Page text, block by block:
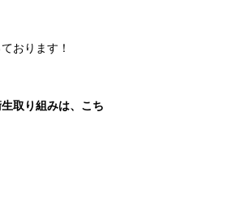
おります！
取り組みは、こち